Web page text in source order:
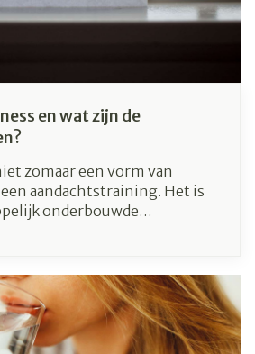
en wat zijn de
zomaar een vorm van
aandachtstraining. Het is
onderbouwde
waarbij men het
spiritualiteit en boeddhisme.
we je uit wat mindfulness
je tijdens je dagelijkse